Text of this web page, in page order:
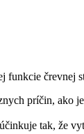
funkcie črevnej
príčin, ako
tak, že